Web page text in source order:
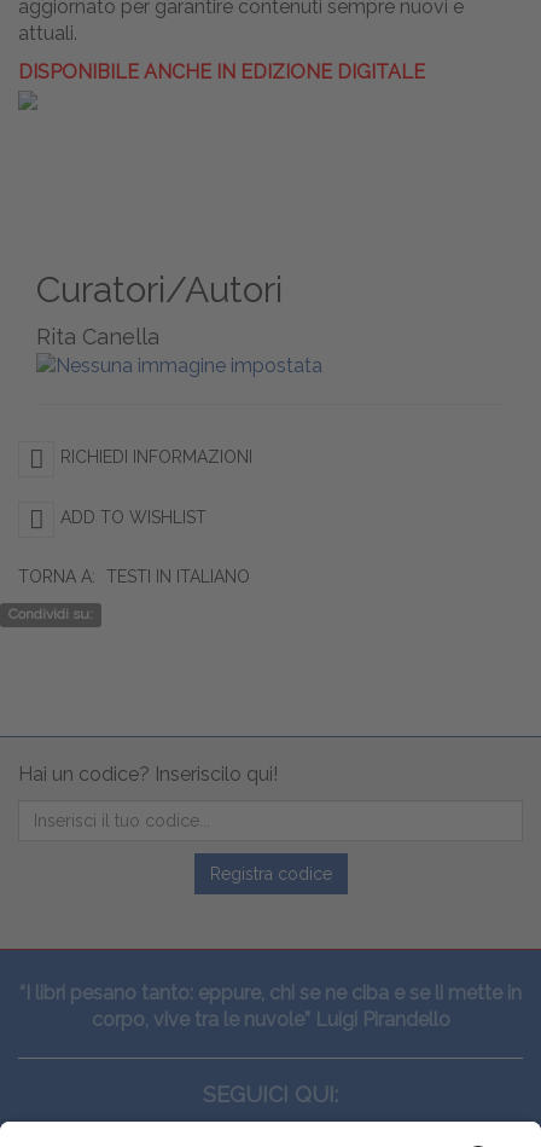
aggiornato per garantire contenuti sempre nuovi e
attuali.
DISPONIBILE ANCHE IN EDIZIONE DIGITALE
Curatori/Autori
Rita Canella
RICHIEDI INFORMAZIONI
ADD TO WISHLIST
TORNA A: TESTI IN ITALIANO
Condividi su:
Hai un codice? Inseriscilo qui!
Registra codice
“I libri pesano tanto: eppure, chi se ne ciba e se li mette in
corpo, vive tra le nuvole” Luigi Pirandello
SEGUICI QUI: